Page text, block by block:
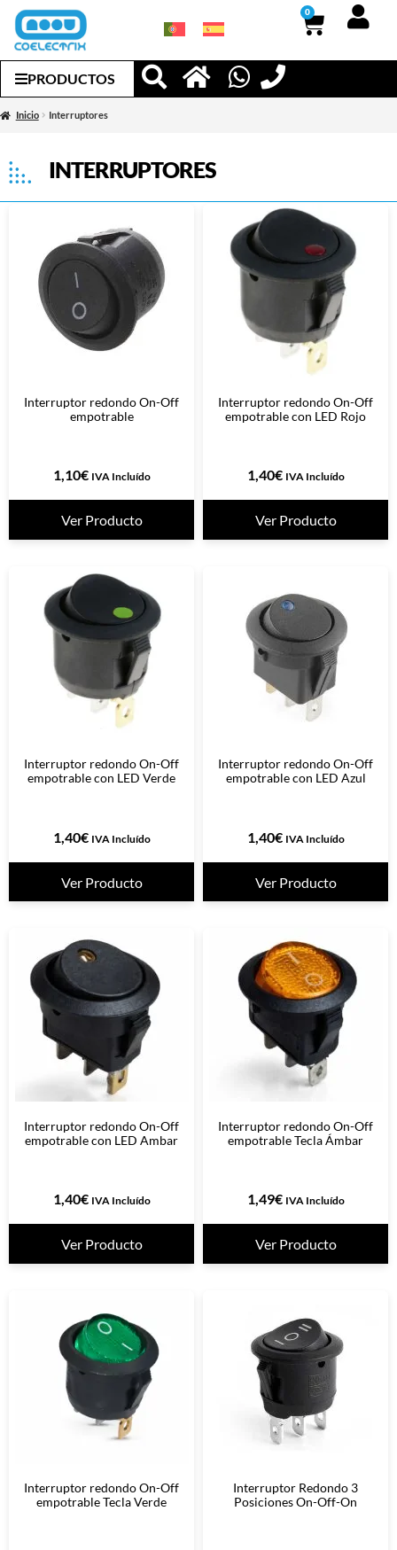
0
PRODUCTOS
Inicio Interruptores
INTERRUPTORES
Interruptor redondo On-Off
empotrable
1,10€ IVA Incluído
Ver Producto
Interruptor redondo On-Off
empotrable con LED Rojo
1,40€ IVA Incluído
Ver Producto
Interruptor redondo On-Off
empotrable con LED Verde
1,40€ IVA Incluído
Ver Producto
Interruptor redondo On-Off
empotrable con LED Azul
1,40€ IVA Incluído
Ver Producto
Interruptor redondo On-Off
empotrable con LED Ambar
1,40€ IVA Incluído
Ver Producto
Interruptor redondo On-Off
empotrable Tecla Ámbar
1,49€ IVA Incluído
Ver Producto
Interruptor redondo On-Off
empotrable Tecla Verde
Interruptor Redondo 3
Posiciones On-Off-On